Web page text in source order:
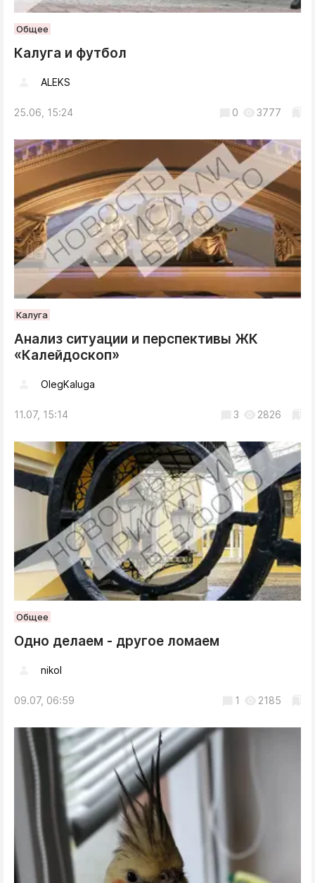
Общее
Калуга и футбол
ALEKS
25.06, 15:24 0 3777
Калуга
Анализ ситуации и перспективы ЖК
«Калейдоскоп»
OlegKaluga
11.07, 15:14 3 2826
Общее
Одно делаем - другое ломаем
nikol
09.07, 06:59 1 2185